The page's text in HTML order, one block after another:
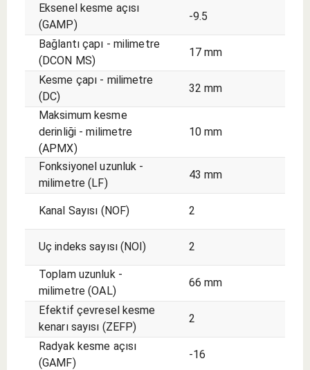
Eksenel kesme açısı
(GAMP)
-9.5
Bağlantı çapı - milimetre
(DCON MS)
17 mm
Kesme çapı - milimetre
(DC)
32 mm
Maksimum kesme
derinliği - milimetre
(APMX)
10 mm
Fonksiyonel uzunluk -
milimetre (LF)
43 mm
Kanal Sayısı (NOF) 2
Uç indeks sayısı (NOI) 2
Toplam uzunluk -
milimetre (OAL)
66 mm
Efektif çevresel kesme
kenarı sayısı (ZEFP)
2
Radyak kesme açısı
(GAMF)
-16